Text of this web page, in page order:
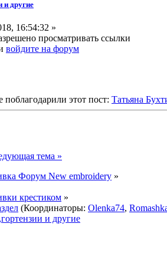
и другие
16:54:32 »
просматривать ссылки
войдите на форум
поблагодарили этот пост: Татьяна
тема »
Форум New embroidery »
крестиком »
(Координаторы: Olenka74,
и другие